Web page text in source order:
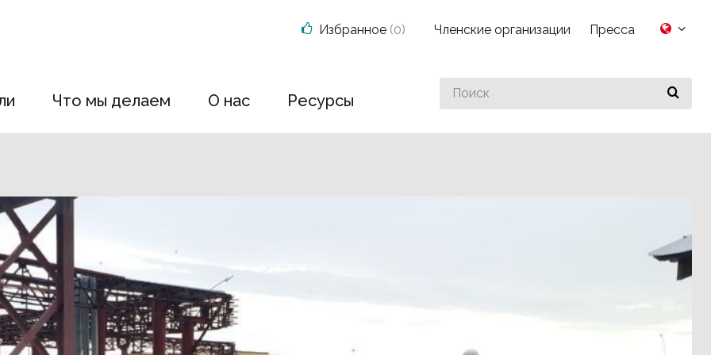
Что мы делаем О нас Ресурсы
Search
for
Избранное (0) Членские организации Пресса